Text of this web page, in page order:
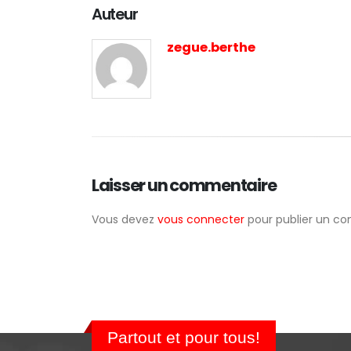
Auteur
zegue.berthe
Laisser un commentaire
Vous devez vous connecter pour publier un
Partout et pour tous!